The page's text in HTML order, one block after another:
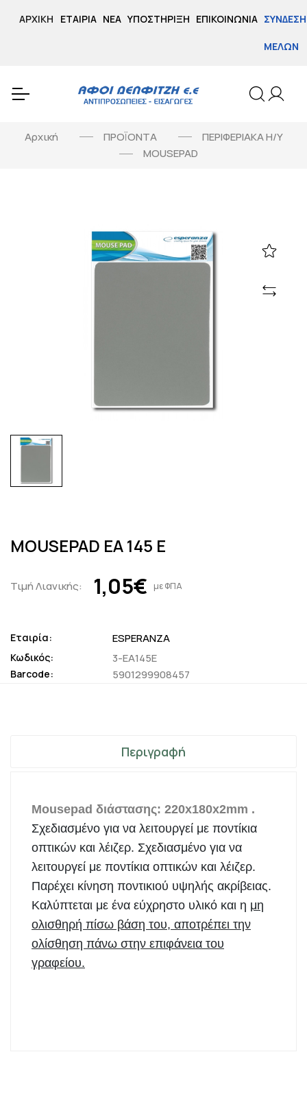
ΑΡΧΙΚΉ ΕΤΑΙΡΊΑ ΝΈΑ ΥΠΟΣΤΉΡΙΞΗ ΕΠΙΚΟΙΝΩΝΊΑ ΣΎΝΔΕΣΗ
ΜΕΛΏΝ
Αρχική ΠΡΟΪΟΝΤΑ
ΠΕΡΙΦΕΡΙΑΚΑ Η/Υ
MOUSEPAD
MOUSEPAD EA 145 E
Τιμή Λιανικής: 1,05€ με ΦΠΑ
Εταιρία: ESPERANZA
Κωδικός: 3-EA145E
Barcode: 5901299908457
Περιγραφή
Mousepad διάστασης: 220x180x2mm .
Σχεδιασμένο για να λειτουργεί με ποντίκια
οπτικών και λέιζερ. Σχεδιασμένο για να
λειτουργεί με ποντίκια οπτικών και λέιζερ.
Παρέχει κίνηση ποντικιού υψηλής ακρίβειας.
Καλύπτεται με ένα εύχρηστο υλικό και η μη
ολισθηρή πίσω βάση του, αποτρέπει την
ολίσθηση πάνω στην επιφάνεια του
γραφείου.